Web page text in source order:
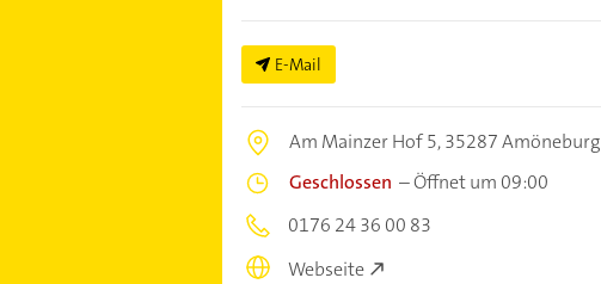
E-Mail
Am Mainzer Hof 5,35287 Amöneburg
Geschlossen –Öffnet um 09:00
0176 24 36 00 83
Webseite